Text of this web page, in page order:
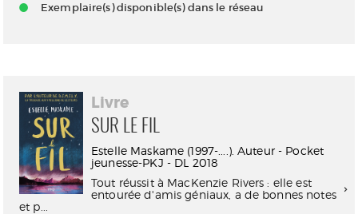
Exemplaire(s) disponible(s) dans le réseau
Livre
SUR LE FIL
Estelle Maskame (1997-....). Auteur - Pocket
jeunesse-PKJ - DL 2018
Tout réussit à MacKenzie Rivers : elle est
entourée d'amis géniaux, a de bonnes notes
et p...